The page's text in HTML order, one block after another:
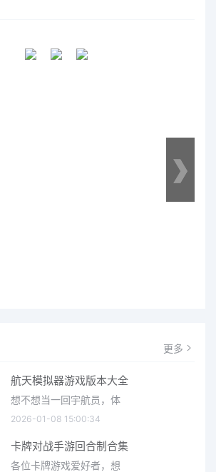
更多
航天模拟器游戏版本大全
想不想当一回宇航员，体
2026-01-08 15:00:34
卡牌对战手游回合制合集
各位卡牌游戏爱好者，想